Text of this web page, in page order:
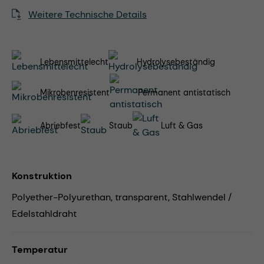
Weitere Technische Details
Lebensmittelecht Hydrolysebeständig
Mikrobenresistent Permanent antistatisch
Abriebfest Staub Luft & Gas
Konstruktion
Polyether-Polyurethan, transparent, Stahlwendel /
Edelstahldraht
Temperatur